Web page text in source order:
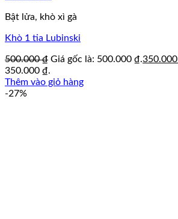
Bật lửa, khò xì gà
Khò 1 tia Lubinski
500.000₫ Giá gốc là: 500.000 ₫.350.000
350.000 ₫.
Thêm vào giỏ hàng
-27%